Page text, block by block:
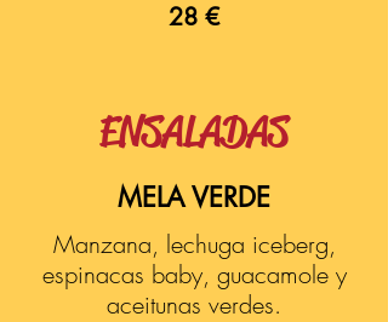
28 €
ENSALADAS
MELA VERDE
Manzana, lechuga iceberg,
espinacas baby, guacamole y
aceitunas verdes.